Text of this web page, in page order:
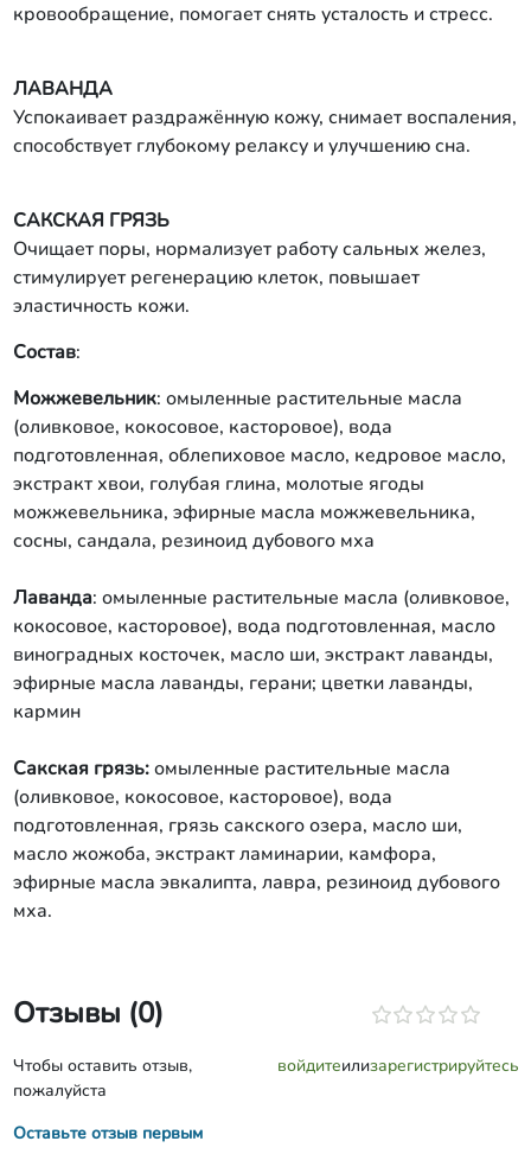
кровообращение, помогает снять усталость и стресс.
ЛАВАНДА
Успокаивает раздражённую кожу, снимает воспаления,
способствует глубокому релаксу и улучшению сна.
САКСКАЯ ГРЯЗЬ
Очищает поры, нормализует работу сальных желез,
стимулирует регенерацию клеток, повышает
эластичность кожи.
Состав:
Можжевельник: омыленные растительные масла
(оливковое, кокосовое, касторовое), вода
подготовленная, облепиховое масло, кедровое масло,
экстракт хвои, голубая глина, молотые ягоды
можжевельника, эфирные масла можжевельника,
сосны, сандала, резиноид дубового мха
Лаванда: омыленные растительные масла (оливковое,
кокосовое, касторовое), вода подготовленная, масло
виноградных косточек, масло ши, экстракт лаванды,
эфирные масла лаванды, герани; цветки лаванды,
кармин
Сакская грязь:омыленные растительные масла
(оливковое, кокосовое, касторовое), вода
подготовленная, грязь сакского озера, масло ши,
масло жожоба, экстракт ламинарии, камфора,
эфирные масла эвкалипта, лавра, резиноид дубового
мха.
Отзывы (0)
Чтобы оставить отзыв,
пожалуйста
войдитеилизарегистрируйтесь
Оставьте отзыв первым